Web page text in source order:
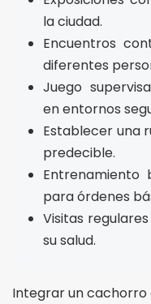
la ciudad.
Encuentros
diferentes
Juego
en entornos
Establecer una
predecible.
Entrenamiento
para órdenes
Visitas
su salud.
Integrar un cachorro